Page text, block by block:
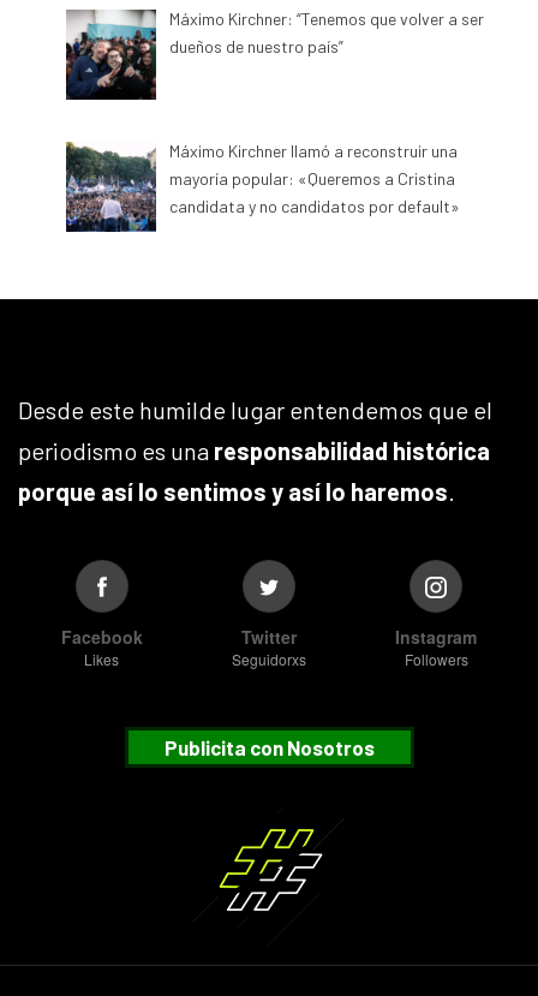
Máximo Kirchner: “Tenemos que volver a ser
dueños de nuestro país”
Máximo Kirchner llamó a reconstruir una
mayoría popular: «Queremos a Cristina
candidata y no candidatos por default»
Desde este humilde lugar entendemos que el
periodismo es una responsabilidad histórica
porque así lo sentimos y así lo haremos.
Facebook
Likes
Twitter
Seguidorxs
Instagram
Followers
Publicita con Nosotros